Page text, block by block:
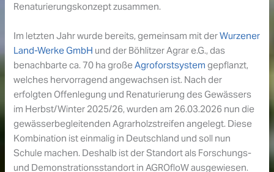
Renaturierungskonzept zusammen.
Im letzten Jahr wurde bereits, gemeinsam mit derWurzener
Land-Werke GmbH und der Böhlitzer Agrar e.G., das
benachbarte ca. 70 ha großeAgroforstsystem gepflanzt,
welches hervorragend angewachsen ist. Nach der
erfolgten Offenlegung und Renaturierung des Gewässers
im Herbst/Winter 2025/26, wurden am 26.03.2026 nun die
gewässerbegleitenden Agrarholzstreifen angelegt. Diese
Kombination ist einmalig in Deutschland und soll nun
Schule machen. Deshalb ist der Standort als Forschungs-
und Demonstrationsstandort in AGROfloW ausgewiesen.